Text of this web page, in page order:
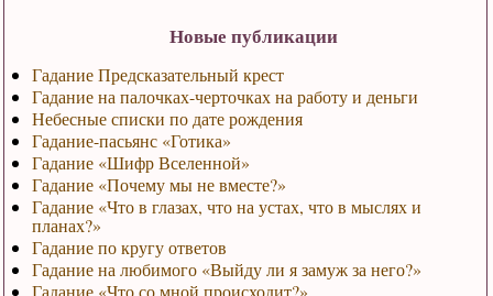
Новые публикации
Гадание Предсказательный крест
Гадание на палочках-черточках на работу и деньги
Небесные списки по дате рождения
Гадание-пасьянс «Готика»
Гадание «Шифр Вселенной»
Гадание «Почему мы не вместе?»
Гадание «Что в глазах, что на устах, что в мыслях и
планах?»
Гадание по кругу ответов
Гадание на любимого «Выйду ли я замуж за него?»
Гадание «Что со мной происходит?»